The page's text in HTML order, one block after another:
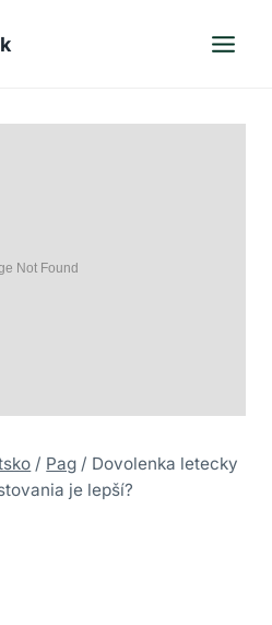
/ Pag / Dovolenka letecky
je lepší?